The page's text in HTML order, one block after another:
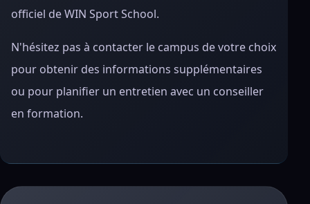
officiel de WIN Sport School.
N'hésitez pas à contacter le campus de votre choix
pour obtenir des informations supplémentaires
ou pour planifier un entretien avec un conseiller
en formation.